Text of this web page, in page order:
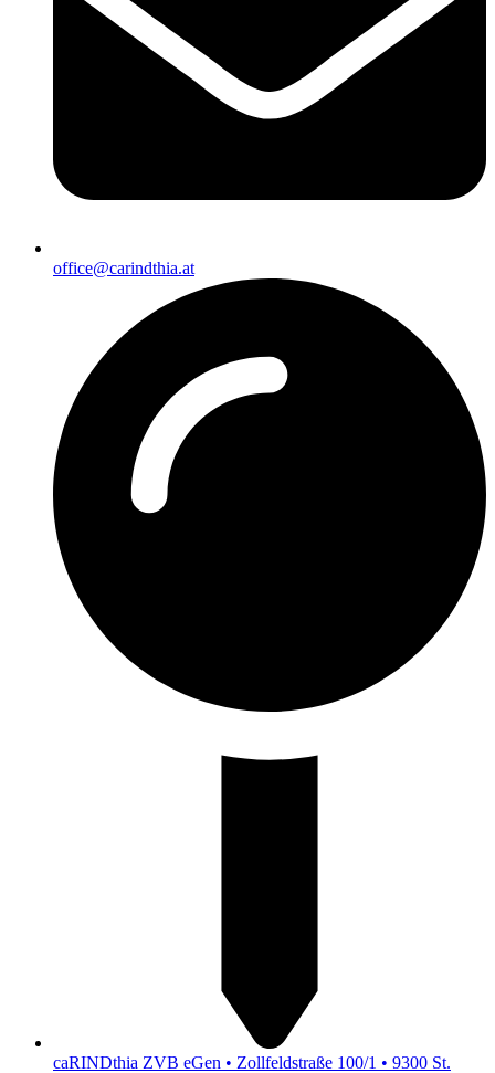
office@carindthia.at
caRINDthia ZVB eGen • Zollfeldstraße 100/1 • 9300 St.